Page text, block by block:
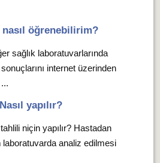
nasıl öğrenebilirim?
sağlık laboratuvarlarında
sonuçlarını internet üzerinden
yapılır?
niçin yapılır? Hastadan
laboratuvarda analiz edilmesi